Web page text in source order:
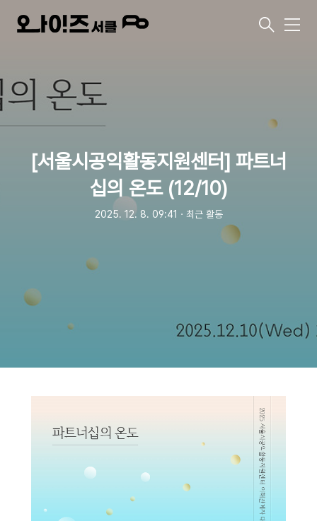
메
[서울시공익활동지원센터] 파트너
십의 온도 (12/10)
2025. 12. 8. 09:41 ㆍ 최근 활동